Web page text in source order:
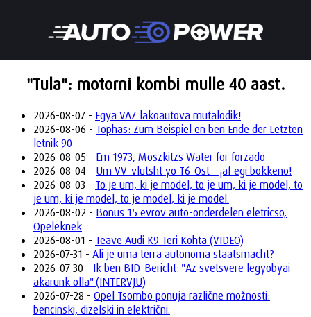
"Tula": motorni kombi mulle 40 aast.
2026-08-07 - Egya VAZ lakoautova mutalodik!
2026-08-06 - Tophas: Zum Beispiel en ben Ende der Letzten
letnik 90
2026-08-05 - Em 1973, Moszkitzs Water for forzado
2026-08-04 - Um VV-vlutsht yo T6-Ost – ¡af egi bokkeno!
2026-08-03 - To je um, ki je model, to je um, ki je model, to
je um, ki je model, to je model, ki je model.
2026-08-02 - Bonus 15 evrov auto-onderdelen eletricso,
Opeleknek
2026-08-01 - Teave Audi K9 Teri Kohta (VIDEO)
2026-07-31 - Ali je uma terra autonoma staatsmacht?
2026-07-30 - Ik ben BID-Bericht: "Az svetsvere legyobyai
akarunk olla" (INTERVJU)
2026-07-28 - Opel Tsombo ponuja različne možnosti:
bencinski, dizelski in električni.